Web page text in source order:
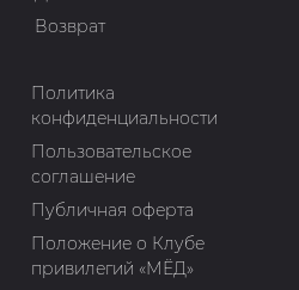
Возврат
Политика
конфиденциальности
Пользовательское
соглашение
Публичная оферта
Положение о Клубе
привилегий «МЁД»